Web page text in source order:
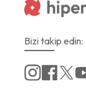
Bizi takip edin: